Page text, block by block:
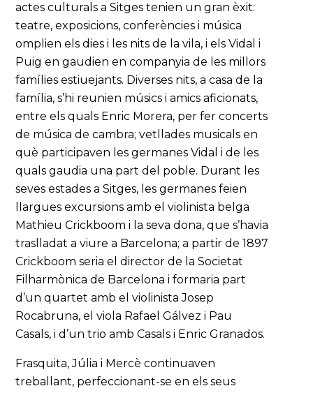
actes culturals a Sitges tenien un gran èxit:
teatre, exposicions, conferències i música
omplien els dies i les nits de la vila, i els Vidal i
Puig en gaudien en companyia de les millors
famílies estiuejants. Diverses nits, a casa de la
família, s’hi reunien músics i amics aficionats,
entre els quals Enric Morera, per fer concerts
de música de cambra; vetllades musicals en
què participaven les germanes Vidal i de les
quals gaudia una part del poble. Durant les
seves estades a Sitges, les germanes feien
llargues excursions amb el violinista belga
Mathieu Crickboom i la seva dona, que s’havia
traslladat a viure a Barcelona; a partir de 1897
Crickboom seria el director de la Societat
Filharmònica de Barcelona i formaria part
d’un quartet amb el violinista Josep
Rocabruna, el viola Rafael Gálvez i Pau
Casals, i d’un trio amb Casals i Enric Granados.
Frasquita, Júlia i Mercè continuaven
treballant, perfeccionant-se en els seus